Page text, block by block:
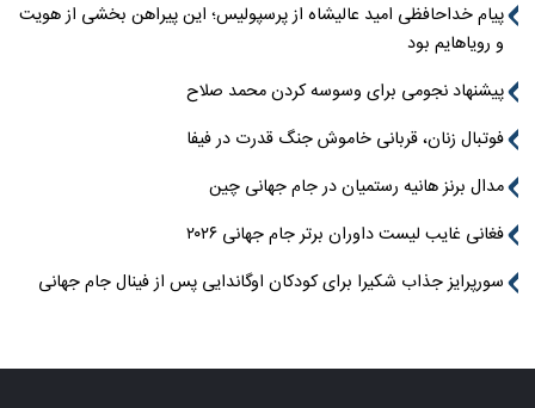
پیام خداحافظی امید عالیشاه از پرسپولیس؛ این پیراهن بخشی از هویت
و رویاهایم بود
پیشنهاد نجومی برای وسوسه کردن محمد صلاح
فوتبال زنان، قربانی خاموش جنگ قدرت در فیفا
مدال برنز هانیه رستمیان در جام جهانی چین
فغانی غایب لیست داوران برتر جام جهانی ۲۰۲۶
سورپرایز جذاب شکیرا برای کودکان اوگاندایی پس از فینال جام جهانی